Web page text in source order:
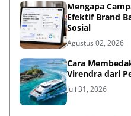
Mengapa
Efektif Brand
Sosial
Agustus 02, 2026
Cara
Virendra dari
Juli 31, 2026